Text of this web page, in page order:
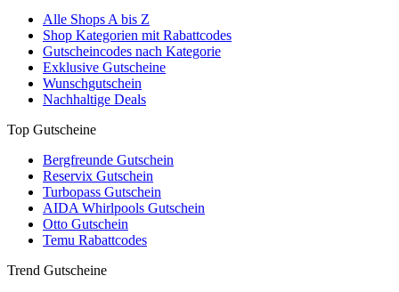
Alle Shops A bis Z
Shop Kategorien mit Rabattcodes
Gutscheincodes nach Kategorie
Exklusive Gutscheine
Wunschgutschein
Nachhaltige Deals
Top Gutscheine
Bergfreunde Gutschein
Reservix Gutschein
Turbopass Gutschein
AIDA Whirlpools Gutschein
Otto Gutschein
Temu Rabattcodes
Trend Gutscheine